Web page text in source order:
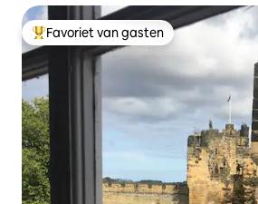
Topfavoriet van gasten
Favoriet van gasten